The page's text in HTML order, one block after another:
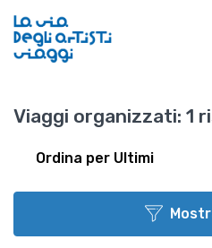
Viaggi organizzati: 1
Ordina per Ultimi